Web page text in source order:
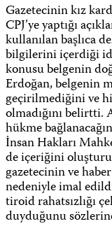
Gazetecinin kız
CPJ’ye yaptığı
kullanılan başlıca
bilgilerini içerdiği
konusu belgenin
Erdoğan, belgenin
geçirilmediğini ve
olmadığını belirtti.
hükme
İnsan Hakları
de içeriğini
gazetecinin ve
nedeniyle imal
tiroid rahatsızlığı
duyduğunu